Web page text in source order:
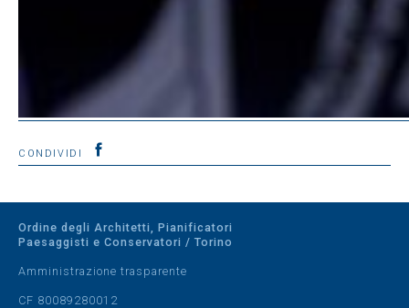
CONDIVIDI
Ordine degli Architetti, Pianificatori
Paesaggisti e Conservatori / Torino
Amministrazione trasparente
CF 80089280012